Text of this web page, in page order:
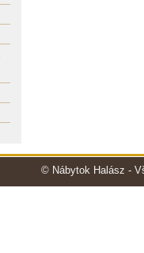
© Nábytok Halász -